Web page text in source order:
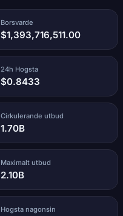
Borsvarde
$1,393,716,511.00
24h Hogsta
$0.8433
Cirkulerande utbud
1.70B
Maximalt utbud
2.10B
Hogsta nagonsin